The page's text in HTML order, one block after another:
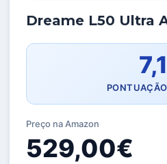
Dreame L50 Ultra
7,1
Preço na Amazon
529,00€